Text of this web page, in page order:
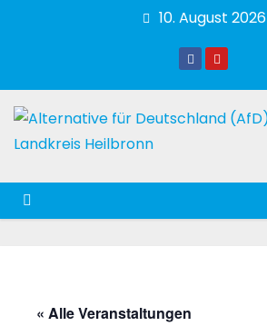
10. August 2026
« Alle Veranstaltungen